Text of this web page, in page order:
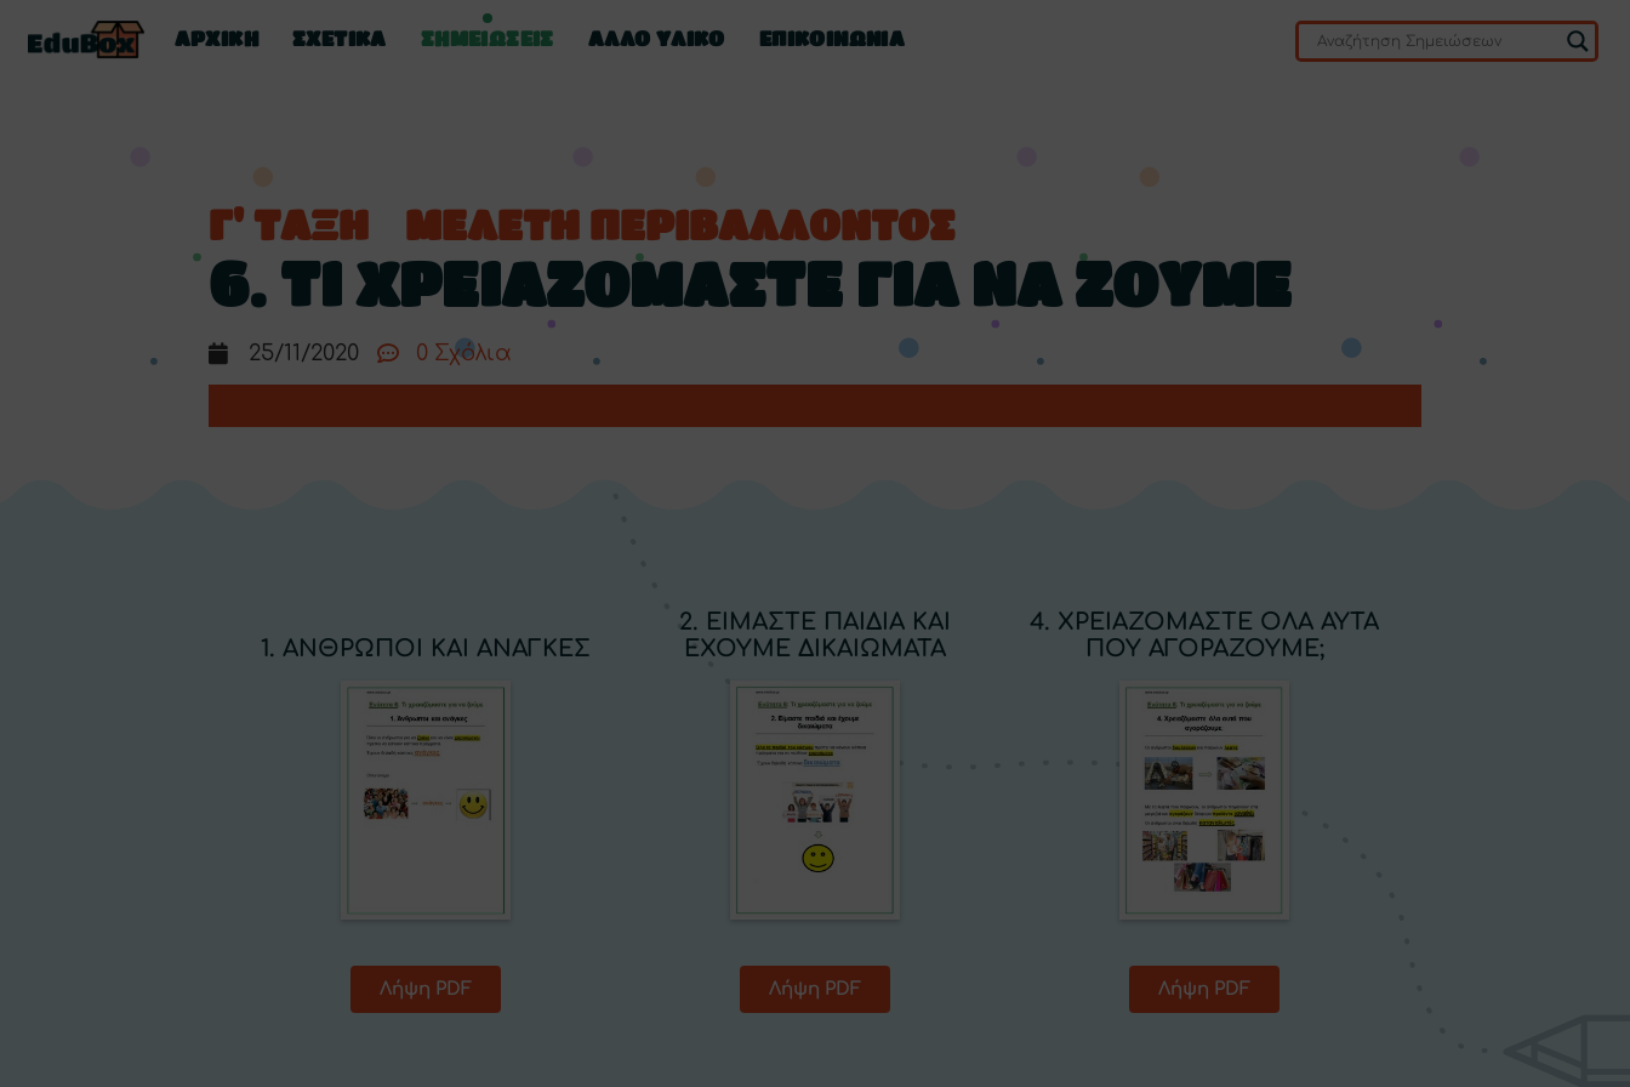
ΑΡΧΙΚΗ ΣΧΕΤΙΚΑ ΣΗΜΕΙΩΣΕΙΣ ΑΛΛΟ ΥΛΙΚΟ ΕΠΙΚΟΙΝΩΝΊΑ
Γ' ΤΑΞΗ ΜΕΛΕΤΗ ΠΕΡΙΒΑΛΛΟΝΤΟΣ
6. ΤΙ ΧΡΕΙΑΖΟΜΑΣΤΕ ΓΙΑ ΝΑ ΖΟΥΜΕ
25/11/2020 0 Σχόλια
1. ΑΝΘΡΩΠΟΙ ΚΑΙ ΑΝΑΓΚΕΣ
Λήψη PDF
2. ΕΙΜΑΣΤΕ ΠΑΙΔΙΑ ΚΑΙ
ΕΧΟΥΜΕ ΔΙΚΑΙΩΜΑΤΑ
Λήψη PDF
4. ΧΡΕΙΑΖΟΜΑΣΤΕ ΟΛΑ ΑΥΤΑ
ΠΟΥ ΑΓΟΡΑΖΟΥΜΕ;
Λήψη PDF